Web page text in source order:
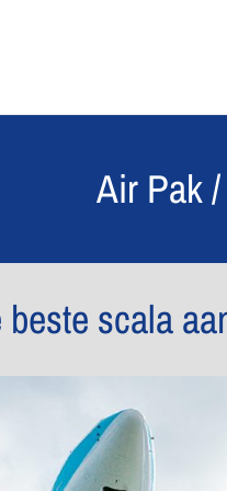
Air Pak
beste scala